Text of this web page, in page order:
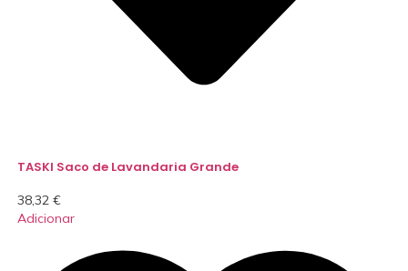
TASKI Saco de Lavandaria Grande
38,32 €
Adicionar